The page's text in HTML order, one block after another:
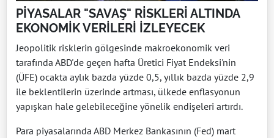
PİYASALAR "SAVAŞ" RİSKLERİ ALTINDA
EKONOMİK VERİLERİ İZLEYECEK
Jeopolitik risklerin gölgesinde makroekonomik veri
tarafında ABD'de geçen hafta Üretici Fiyat Endeksi'nin
(ÜFE) ocakta aylık bazda yüzde 0,5, yıllık bazda yüzde 2,9
ile beklentilerin üzerinde artması, ülkede enflasyonun
yapışkan hale gelebileceğine yönelik endişeleri artırdı.
Para piyasalarında ABD Merkez Bankasının (Fed) mart